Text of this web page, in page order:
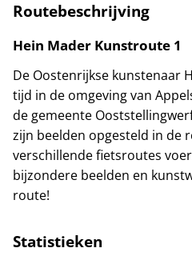
Routebeschrijving
Hein Mader Kunstroute 1
De Oostenrijkse kunstenaar
tijd in de omgeving van
de gemeente
zijn beelden opgesteld in de
verschillende fietsroutes
bijzondere beelden en
route!
Statistieken